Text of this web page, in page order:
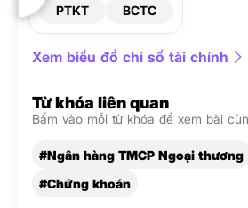
PTKT BCTC
Xem biểu đồ chỉ số tài chính
Từ khóa liên quan
Bấm vào mỗi từ khóa để xem bài
#Ngân hàng TMCP Ngoại thương
#Chứng khoán